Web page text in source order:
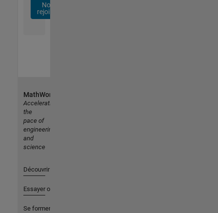
Nous
rejoindre
MathWorks
Accelerating
the
pace of
engineering
and
science
Découvrir les produits
Essayer ou acheter
Se former